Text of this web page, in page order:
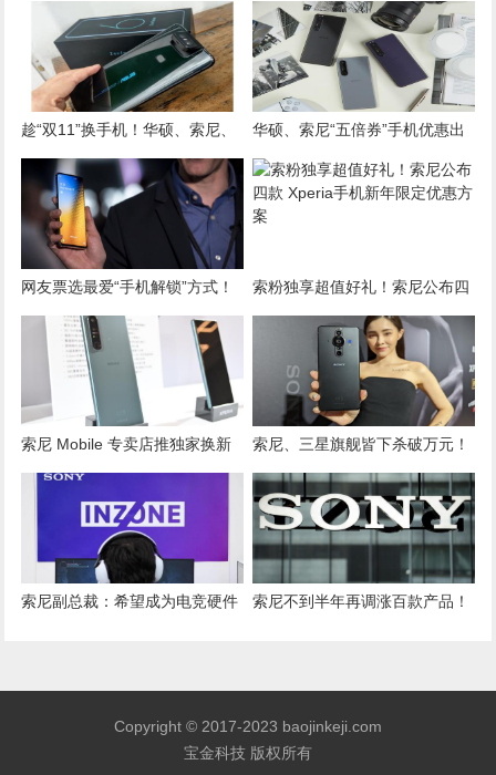
趁“双11”换手机！华硕、索尼、
苹果五大品牌优惠一次看
华硕、索尼“五倍券”手机优惠出
炉！旗舰最高加码 3,000 元
网友票选最爱“手机解锁”方式！
索尼、华硕设计最被青睐
索粉独享超值好礼！索尼公布四
款 Xperia手机新年限定优惠方案
索尼 Mobile 专卖店推独家换新
机限定活动！Xperia全系列最新
索尼、三星旗舰皆下杀破万元！
5 月手机“降价排行榜”出炉
索尼副总裁：希望成为电竞硬件
索尼不到半年再调涨百款产品！
Copyright © 2017-2023 baojinkeji.com
宝金科技 版权所有